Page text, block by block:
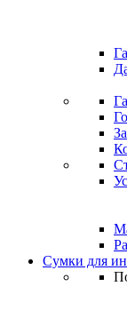
Сумки для